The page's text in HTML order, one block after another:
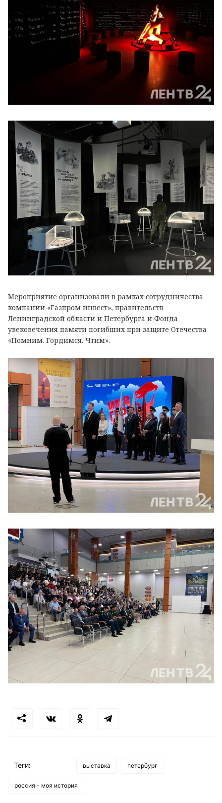
Мероприятие организовали в рамках сотрудничества
компании «Газпром инвест», правительств
Ленинградской области и Петербурга и Фонда
увековечения памяти погибших при защите Отечества
«Помним. Гордимся. Чтим».
Теги: выставка петербург
россия - моя история